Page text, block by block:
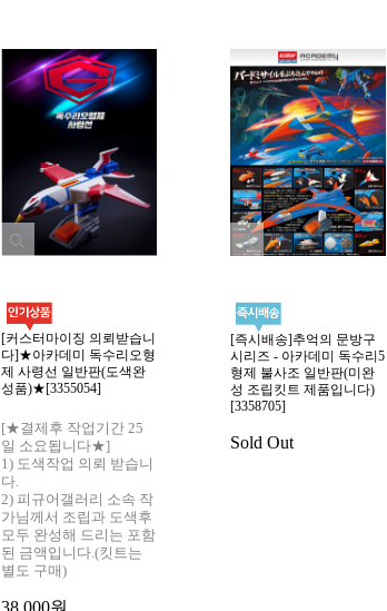
[커스터마이징 의뢰받습니
다]★아카데미 독수리오형
제 사령선 일반판(도색완
성품)★[3355054]
[★결제후 작업기간 25
일 소요됩니다★]
1) 도색작업 의뢰 받습니
다.
2) 피규어갤러리 소속 작
가님께서 조립과 도색후
모두 완성해 드리는 포함
된 금액입니다.(킷트는
별도 구매)
[즉시배송]추억의 문방구
시리즈 - 아카데미 독수리5
형제 불사조 일반판(미완
성 조립킷트 제품입니다)
[3358705]
Sold Out